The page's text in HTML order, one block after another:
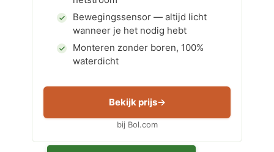
Bewegingssensor — altijd licht
wanneer je het nodig hebt
Monteren zonder boren, 100%
waterdicht
Bekijk prijs
bij Bol.com